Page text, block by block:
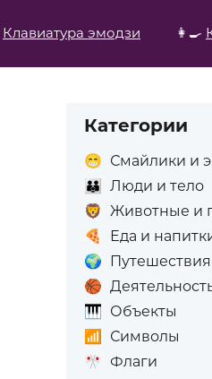
Клавиатура эмодзи 👩‍🍳
Категории
😁 Смайлики и
👪
Люди и тело
🦁 Животные и
🍕
Еда и
🌍
🏀
🎹 Объекты
📶
Символы
🎌 Флаги